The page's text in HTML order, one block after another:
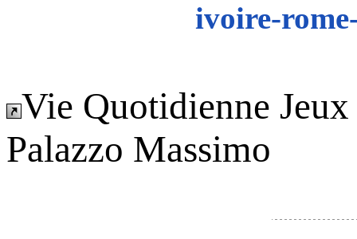
ivoire-
Vie Quotidienne
Palazzo Massimo